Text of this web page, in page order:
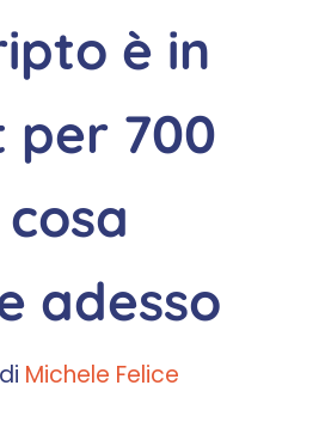
è in
700
adesso
di Michele Felice